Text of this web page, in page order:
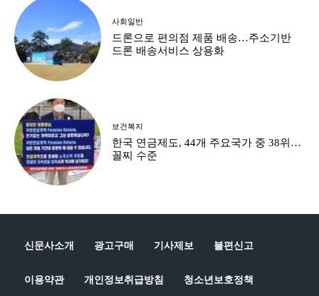
사회일반
드론으로 편의점 제품 배송…주소기반
드론 배송서비스 상용화
보건복지
한국 연금제도, 44개 주요국가 중 38위…
꼴찌 수준
신문사소개 광고구매 기사제보 불편신고
이용약관 개인정보취급방침 청소년보호정책